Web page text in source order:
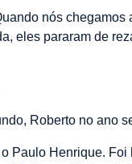
nós
eles pararam de
Roberto no ano
Paulo Henrique.